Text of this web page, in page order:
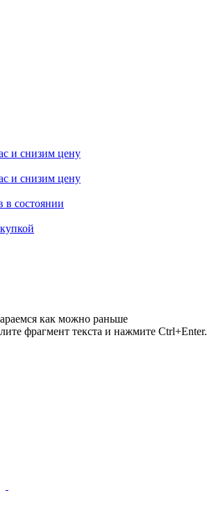
и снизим цену
и снизим цену
в состоянии
как можно раньше
фрагмент текста и нажмите Ctrl+Enter.